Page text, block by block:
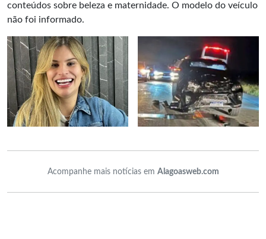
conteúdos sobre beleza e maternidade. O modelo do veículo
não foi informado.
Acompanhe mais notícias em Alagoasweb.com